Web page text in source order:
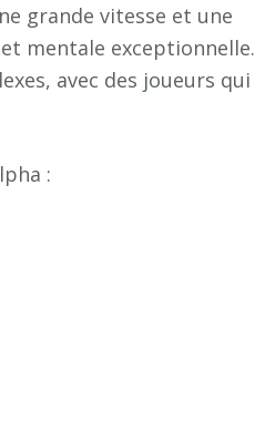
grande vitesse et une
mentale exceptionnelle.
avec des joueurs qui
: